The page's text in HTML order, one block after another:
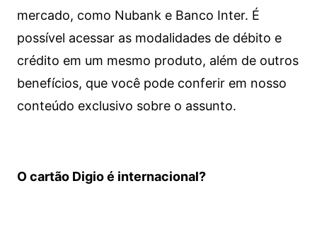
mercado, como Nubank e Banco Inter. É
possível acessar as modalidades de débito e
crédito em um mesmo produto, além de outros
benefícios, que você pode conferir em nosso
conteúdo exclusivo sobre o assunto.
O cartão Digio é internacional?